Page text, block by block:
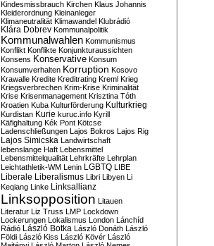
Kindesmissbrauch Kirchen Klaus Johannis
Kleiderordnung Kleinanleger
Klimaneutralität Klimawandel Klubrádió
Klára Dobrev Kommunalpolitik
Kommunalwahlen Kommunismus
Konflikt Konflikte Konjunkturaussichten
Konsens Konservative Konsum
Konsumverhalten Korruption Kosovo
Krawalle Kredite Kreditrating Kreml Krieg
Kriegsverbrechen Krim-Krise Kriminalität
Krise Krisenmanagement Krisztina Tóth
Kroatien Kuba Kulturförderung Kulturkrieg
Kurdistan Kurie kuruc.info Kyrill
Käfighaltung Kék Pont Kötcse
Ladenschließungen Lajos Bokros Lajos Rig
Lajos Simicska Landwirtschaft
lebenslange Haft Lebensmittel
Lebensmittelqualität Lehrkräfte Lehrplan
Leichtathletik-WM Lenin LGBTQ LIBE
Liberale Liberalismus Libri Libyen Li
Keqiang Linke Linksallianz
Linksopposition Litauen
Literatur Liz Truss LMP Lockdown
Lockerungen Lokalismus London Lánchíd
Rádió
László Botka László Donáth László
Földi László Kiss László Kövér László